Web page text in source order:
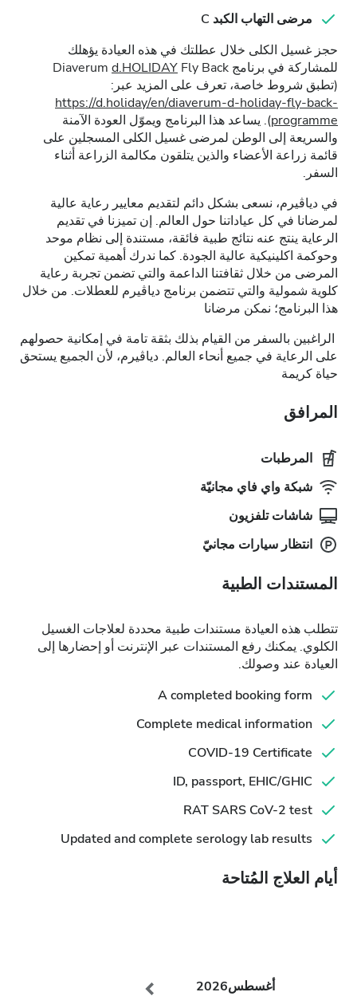
مرضى التهاب الكبد C
حجز غسيل الكلى خلال عطلتك في هذه العيادة يؤهلك
للمشاركة في برنامج Diaverum
d.HOLIDAY Fly Back
(تطبق شروط خاصة، تعرف على المزيد عبر:
https://d.holiday/en/diaverum-d-holiday-fly-back-
programme). يساعد هذا البرنامج ويموّل العودة الآمنة
والسريعة إلى الوطن لمرضى غسيل الكلى المسجلين على
قائمة زراعة الأعضاء والذين يتلقون مكالمة الزراعة أثناء
السفر.
في دياڤيرم، نسعى بشكل دائم لتقديم معايير رعاية عالية
لمرضانا في كل عياداتنا حول العالم. إن تميزنا في تقديم
الرعاية ينتج عنه نتائج طبية فائقة، مستندة إلى نظام موحد
وحوكمة اكلينيكية عالية الجودة. كما ندرك أهمية تمكين
المرضى من خلال ثقافتنا الداعمة والتي تضمن تجربة رعاية
كلوية شمولية والتي تتضمن برنامج دياڤيرم للعطلات. من خلال
هذا البرنامج؛ نمكن مرضانا
الراغبين بالسفر من القيام بذلك بثقة تامة في إمكانية حصولهم
على الرعاية في جميع أنحاء العالم. دياڤيرم، لأن الجميع يستحق
حياة كريمة
المرافق
المرطبات
شبكة واي فاي مجانيّة
شاشات تلفزيون
انتظار سيارات مجانيّ
المستندات الطبية
تتطلب هذه العيادة مستندات طبية محددة لعلاجات الغسيل
الكلوي. يمكنك رفع المستندات عبر الإنترنت أو إحضارها إلى
العيادة عند وصولك.
A completed booking form
Complete medical information
COVID-19 Certificate
ID, passport, EHIC/GHIC
RAT SARS CoV-2 test
Updated and complete serology lab results
أيام العلاج المُتاحة
أغسطس2026